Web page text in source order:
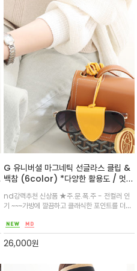
G 유니버셜 마그네틱 선글라스 클립 &
백참 (6color) *다양한 활용도 / 멋스
럽게 휴대하기 좋 마그네틱 홀더
nd강력추천 신상품 ★주.문.폭.주 - 전컬러 인
기 ~~~가방에 깔끔하고 클래식한 포인트를 더하
26,000원